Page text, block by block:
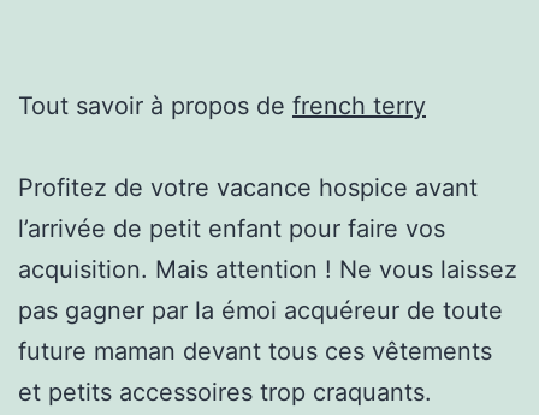
Tout savoir à propos de french terry
Profitez de votre vacance hospice avant
l’arrivée de petit enfant pour faire vos
acquisition. Mais attention ! Ne vous laissez
pas gagner par la émoi acquéreur de toute
future maman devant tous ces vêtements
et petits accessoires trop craquants.